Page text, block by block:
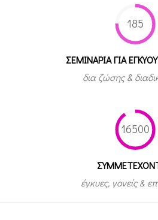
185
ΣΕΜΙΝΑΡΙΑ ΓΙΑ
δια ζώσης &
16500
έγκυες, γονείς &